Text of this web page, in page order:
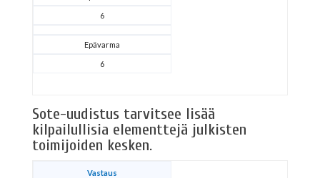
6
Epävarma
6
Sote-uudistus tarvitsee lisää
kilpailullisia elementtejä julkisten
toimijoiden kesken.
Vastaus